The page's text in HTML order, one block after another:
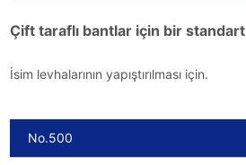
Çift taraflı bantlar için bir standart
İsim levhalarının yapıştırılması için.
No.500